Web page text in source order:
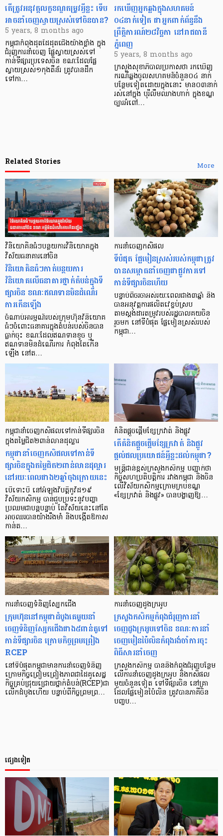
តើត្រូវអនុវត្តលក្ខខណ្ឌតម្រូវអ្វីខ្លះ ទើប
អាចនាំចេញស្វាយស្រស់ទៅចិនបាន?
5 years, 8 months ago
កម្ពុជាកំពុងដុតដៃដុតជើងយ៉ាងខ្លាំង ក្នុង
ជំរុញការនាំចេញ ផ្លែស្វាយស្រស់ទៅ
កាន់ទីផ្សារប្រទេសចិន ខណៈដែលផ្លែ
ស្វាយស្រស់១កុងតឺន័រ ត្រូវបានដឹក
ទៅកា…
រកឃើញអ្នកឆ្លងក្នុងសហគមន៍
០៤នាក់ទៀត ជាអ្នកពាក់ព័ន្ធនឹង
ព្រឹត្តិការណ៍២៨វិច្ឆកា នៅរាជធានី
ភ្នំពេញ
5 years, 8 months ago
ក្រសួងសុខាភិបាលប្រកាសថា រកឃើញ
ករណីឆ្លងចូលសហគមន៍ចំនួន០៤ នាក់
បន្ថែមទៀតដោយក្នុងនោះ មាន០៣នាក់
រស់នៅក្នុង បុរីលឹមឈាងហាក់ ក្នុងខណ្ឌ
ច្បារអំពៅ…
More
Related Stories
វិនិយោគិនធំៗបន្ថយការវិនិយោគក្នុង
វិស័យធនាគារនៅចិន
វិនិយោគិនធំៗកាត់បន្ថយការ
វិនិយោគលើធនាគារថ្នាក់តំបន់ក្នុងទី
ផ្សារចិន ខណៈឥណទានមិនដំណើរ
ការកើនឡើង
ចំណាប់អារម្មណ៍របស់ក្រុមហ៊ុនវិនិយោគ
ធំៗចំពោះធនាគារក្នុងតំបន់របស់ចិនបាន
ធ្លាក់ចុះ ខណៈដែលឥណទានខូច ឬ
ឥណទានមិនដំណើរការ កំពុងតែកើន
ឡើង នៅត…
ការនាំចេញកសិផល
ទីបំផុត ផ្លែមៀនស្រស់របស់កម្ពុជាត្រូវ
បានសម្ពោធនាំចេញជាផ្លូវការទៅ
កាន់ទីផ្សារចិនហើយ
បន្ទាប់ពីចរចាអស់រយៈពេលជាង៣ឆ្នាំ និង
បានអនុវត្តការផលិតវេខ្ចប់ស្រប
តាមស្ដង់ដារតម្រូវរបស់រដ្ឋបាលគយចិន
រួចមក នៅទីបំផុត ផ្លែមៀនស្រស់របស់
កម្ពុជា…
កម្ពុជានាំចេញកសិផលទៅកាន់ទីផ្សារចិន
ក្នុងតម្លៃជិត២ពាន់លានដុល្លារ
កម្ពុជានាំចេញកសិផលទៅកាន់ទី
ផ្សារចិនក្នុងតម្លៃជិត២ពាន់លានដុល្លារ
នៅរយៈពេលជាង២ឆ្នាំចុងក្រោយនេះ
បើទោះបី នៅអំឡុងវិបត្តិកូវីដ១៩
វិស័យកសិកម្ម បានជួបប្រទះនូវបញ្ហា
ប្រឈមជាបន្តបន្ទាប់ តែវិស័យនេះនៅតែ
អាចឈរបានយ៉ាងរឹងមាំ និងបង្កើតឱកាស
កាន់ត…
គំនិតផ្តួចផ្តើមខ្សែក្រវាត់ និងផ្លូវ
តើគំនិតផ្តួចផ្តើមខ្សែក្រវាត់ និងផ្លូវ
ផ្តល់ផលប្រយោជន៍អ្វីខ្លះដល់កម្ពុជា?
មន្ត្រីជាន់ខ្ពស់ក្រសួងកសិកម្ម បញ្ជាក់ថា
កិច្ចសហប្រតិបត្តិការ រវាងកម្ពុជា និងចិន
លើវិស័យកសិកម្មក្រោមក្របខណ្ឌ
«ខ្សែក្រវាត់ និងផ្លូវ» បានបង្ហាញឱ្យ…
ការនាំចេញទំនិញស្បែកជើង
ក្រុមហ៊ុននៅកម្ពុជាដំបូងគេមួយនាំ
ចេញទំនិញស្បែកជើងជាង៥ពាន់គូទៅ
កាន់ទីផ្សារចិន ក្រោមកិច្ចព្រមព្រៀង
RCEP
នៅទីបំផុតកម្ពុជាមានការនាំចេញទំនិញ
ក្រោមកិច្ចព្រៀមព្រៀងភាពជាដៃគូសេដ្ឋ
កិច្ចគ្រប់ជ្រុយជ្រោយថ្នាក់តំបន់(RCEP)ជា
លើកដំបូងហើយ បន្ទាប់ពីកិច្ចព្រមព្រ…
ការនាំចេញដូងក្រអូប
ក្រសួងកសិកម្មកំពុងជំរុញការនាំ
ចេញដូងក្រអូបទៅចិន ខណៈការនាំ
ចេញមៀនប៉ៃលិនកំពុងរង់ចាំការចុះ
ពិធីសារនាំចេញ
ក្រសួងកសិកម្ម បាននិងកំពុងជំរុញបន្ថែម
លើការនាំចេញដូងក្រអូប និងកសិផល
មួយចំនួនទៀត ទៅទីផ្សារចិន នៅគ្រា
ដែលផ្លែមៀនប៉ៃលិន ត្រូវបានភាគីចិន
បញ្ចប…
ផ្សេងទៀត